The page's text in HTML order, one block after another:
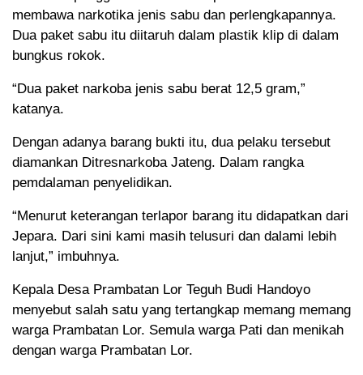
membawa narkotika jenis sabu dan perlengkapannya.
Dua paket sabu itu diitaruh dalam plastik klip di dalam
bungkus rokok.
“Dua paket narkoba jenis sabu berat 12,5 gram,”
katanya.
Dengan adanya barang bukti itu, dua pelaku tersebut
diamankan Ditresnarkoba Jateng. Dalam rangka
pemdalaman penyelidikan.
“Menurut keterangan terlapor barang itu didapatkan dari
Jepara. Dari sini kami masih telusuri dan dalami lebih
lanjut,” imbuhnya.
Kepala Desa Prambatan Lor Teguh Budi Handoyo
menyebut salah satu yang tertangkap memang memang
warga Prambatan Lor. Semula warga Pati dan menikah
dengan warga Prambatan Lor.